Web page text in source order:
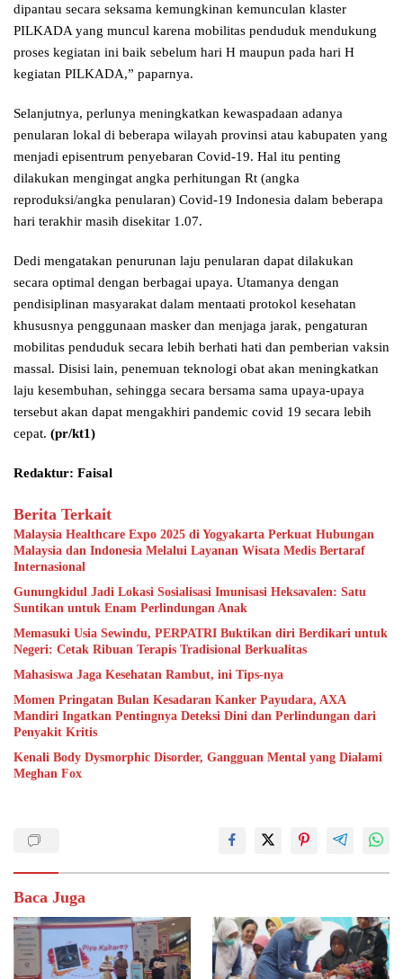
dipantau secara seksama kemungkinan kemunculan klaster
PILKADA yang muncul karena mobilitas penduduk mendukung
proses kegiatan ini baik sebelum hari H maupun pada hari H
kegiatan PILKADA,” paparnya.
Selanjutnya, perlunya meningkatkan kewaspadaan adanya
penularan lokal di beberapa wilayah provinsi atau kabupaten yang
menjadi episentrum penyebaran Covid-19. Hal itu penting
dilakukan mengingat angka perhitungan Rt (angka
reproduksi/angka penularan) Covid-19 Indonesia dalam beberapa
hari terakhir masih disekitar 1.07.
Dedi mengatakan penurunan laju penularan dapat dilakukan
secara optimal dengan berbagai upaya. Utamanya dengan
pendisiplinan masyarakat dalam mentaati protokol kesehatan
khususnya penggunaan masker dan menjaga jarak, pengaturan
mobilitas penduduk secara lebih berhati hati dan pemberian vaksin
massal. Disisi lain, penemuan teknologi obat akan meningkatkan
laju kesembuhan, sehingga secara bersama sama upaya-upaya
tersebut akan dapat mengakhiri pandemic covid 19 secara lebih
cepat. (pr/kt1)
Redaktur: Faisal
Berita Terkait
Malaysia Healthcare Expo 2025 di Yogyakarta Perkuat Hubungan
Malaysia dan Indonesia Melalui Layanan Wisata Medis Bertaraf
Internasional
Gunungkidul Jadi Lokasi Sosialisasi Imunisasi Heksavalen: Satu
Suntikan untuk Enam Perlindungan Anak
Memasuki Usia Sewindu, PERPATRI Buktikan diri Berdikari untuk
Negeri: Cetak Ribuan Terapis Tradisional Berkualitas
Mahasiswa Jaga Kesehatan Rambut, ini Tips-nya
Momen Pringatan Bulan Kesadaran Kanker Payudara, AXA
Mandiri Ingatkan Pentingnya Deteksi Dini dan Perlindungan dari
Penyakit Kritis
Kenali Body Dysmorphic Disorder, Gangguan Mental yang Dialami
Meghan Fox
Baca Juga